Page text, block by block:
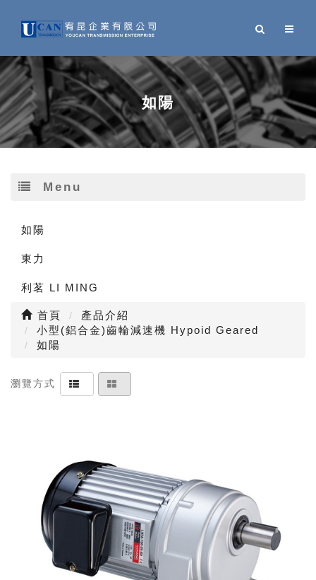
如陽
Menu
如陽
東力
利茗 LI MING
首頁
產品介紹
小型(鋁合金)齒輪減速機 Hypoid Geared
如陽
瀏覽方式